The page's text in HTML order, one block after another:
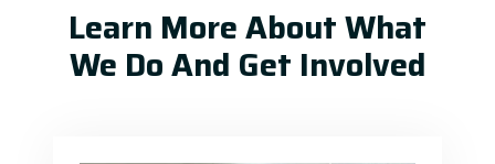
Learn More About What
We Do And Get Involved